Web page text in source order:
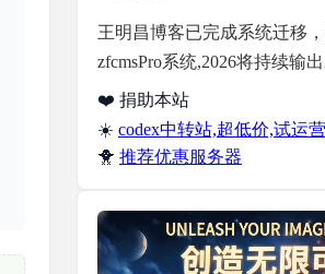
王明昌博客已完成系统迁移
zfcmsPro系统,2026将持续输
❤️ 捐助本站
☀️ codex中转站,超低价,试运
🐥 推荐优惠服务器